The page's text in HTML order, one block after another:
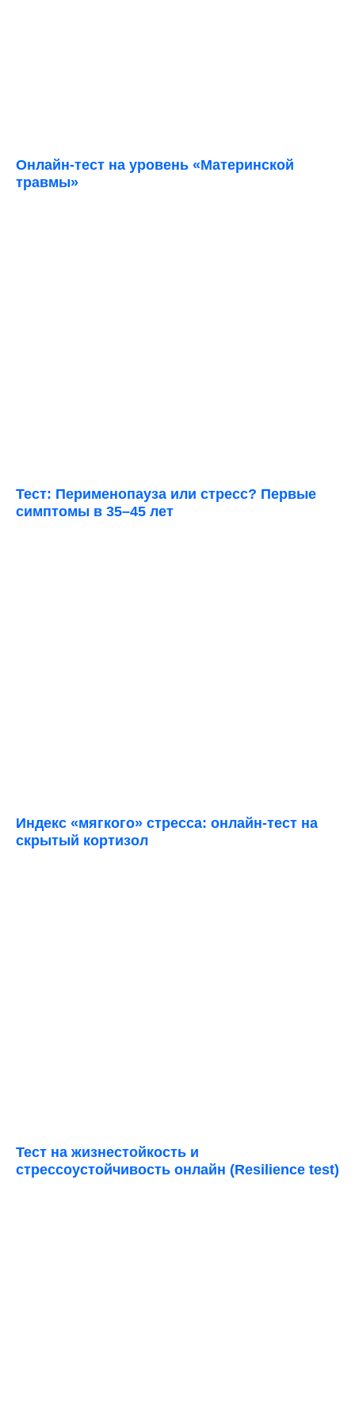
Онлайн-тест на уровень «Материнской
травмы»
Тест: Перименопауза или стресс? Первые
симптомы в 35–45 лет
Индекс «мягкого» стресса: онлайн-тест на
скрытый кортизол
Тест на жизнестойкость и
стресcоустойчивость онлайн (Resilience test)